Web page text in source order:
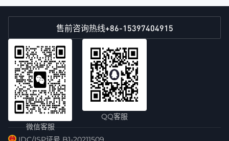
售前咨询热线+86-15397404915
微信客服
QQ客服